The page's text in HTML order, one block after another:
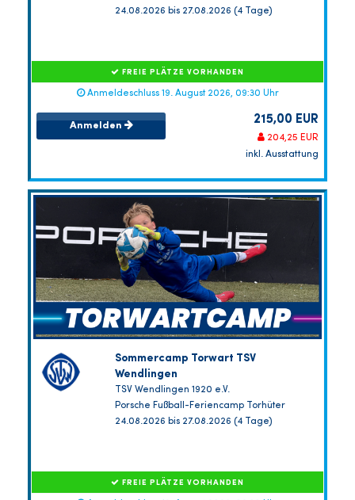
24.08.2026 bis 27.08.2026 (4 Tage)
FREIE PLÄTZE VORHANDEN
Anmeldeschluss 19. August 2026, 09:30 Uhr
Anmelden 215,00 EUR
204,25 EUR
inkl. Ausstattung
Sommercamp Torwart TSV
Wendlingen
TSV Wendlingen 1920 e.V.
Porsche Fußball-Feriencamp Torhüter
24.08.2026 bis 27.08.2026 (4 Tage)
FREIE PLÄTZE VORHANDEN